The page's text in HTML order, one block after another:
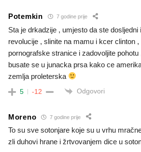
Potemkin 7 godine prije
Sta je drkadzije , umjesto da ste
revolucije , slinite na mamu i kcer clinton
pornografske stranice i zadovoljite pohotu
busate se u junacka prsa kako ce
zemlja proleterska
5 -12 Odgovori
Moreno 7 godine prije
To su sve sotonjare koje su u vrhu
zli duhovi hrane i žrtvovanjem dice u